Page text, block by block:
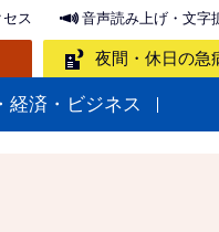
セス 音声読み上げ・文字
夜間・休日の急
経済・ビジネス